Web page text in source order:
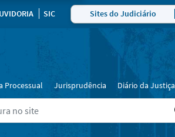
SIC Sites do Judiciário
Processual Jurisprudência Diário da Justiça